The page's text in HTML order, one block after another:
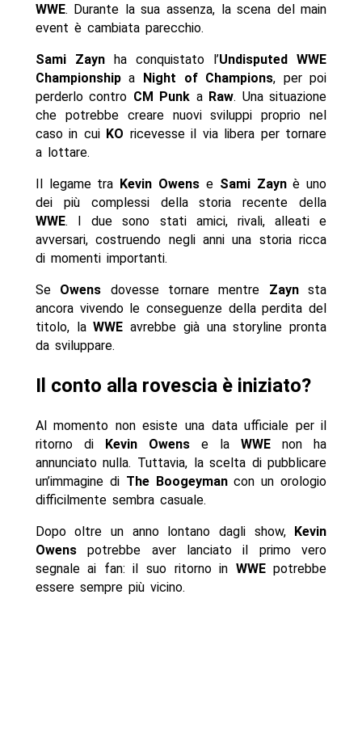
WWE. Durante la sua assenza, la scena del main
event è cambiata parecchio.
Sami Zaynha conquistato l’Undisputed WWE
Championshipa Night of Champions, per poi
perderlo contro CM Punk a Raw. Una situazione
che potrebbe creare nuovi sviluppi proprio nel
caso in cui KO ricevesse il via libera per tornare
a lottare.
Il legame tra Kevin Owens e Sami Zaynè uno
dei più complessi della storia recente della
WWE. I due sono stati amici, rivali, alleati e
avversari, costruendo negli anni una storia ricca
di momenti importanti.
Se Owens dovesse tornare mentre Zaynsta
ancora vivendo le conseguenze della perdita del
titolo, laWWE avrebbe già una storyline pronta
da sviluppare.
Il conto alla rovescia è iniziato?
Al momento non esiste una data ufficiale per il
ritorno di Kevin Owense laWWE non ha
annunciato nulla. Tuttavia, la scelta di pubblicare
un’immagine di The Boogeymancon un orologio
difficilmente sembra casuale.
Dopo oltre un anno lontano dagli show, Kevin
Owenspotrebbe aver lanciato il primo vero
segnale ai fan: il suo ritorno in WWEpotrebbe
essere sempre più vicino.